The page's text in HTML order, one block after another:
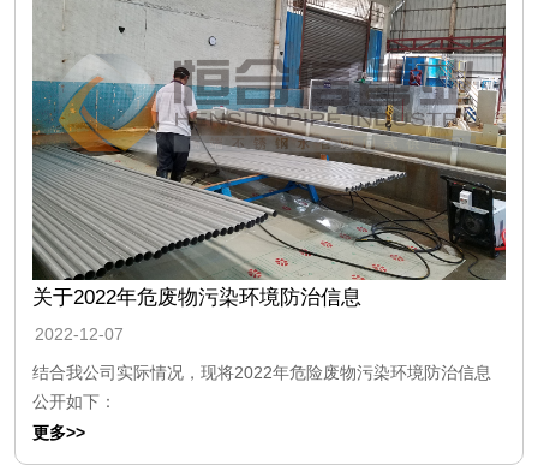
关于2022年危废物污染环境防治信息
2022-12-07
结合我公司实际情况，现将2022年危险废物污染环境防治信息
公开如下：
更多>>